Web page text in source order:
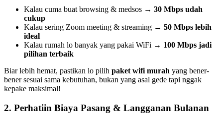
Kalau cuma buat browsing & medsos → 30 Mbps udah
cukup
Kalau sering Zoom meeting & streaming → 50 Mbps lebih
ideal
Kalau rumah lo banyak yang pakai WiFi → 100 Mbps jadi
pilihan terbaik
Biar lebih hemat, pastikan lo pilih paket wifi murah yang bener-
bener sesuai sama kebutuhan, bukan yang asal gede tapi nggak
kepake maksimal!
2. Perhatiin Biaya Pasang & Langganan Bulanan